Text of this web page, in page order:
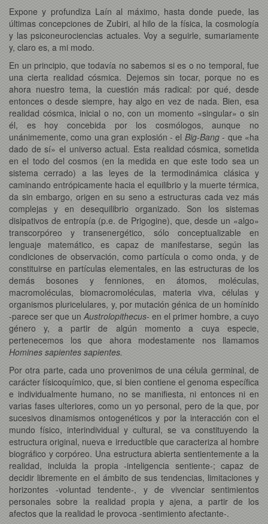
Expone y profundiza Laín al máximo, hasta donde puede, las
últimas concepciones de Zubiri, al hilo de la física, la cosmología
y las psiconeurociencias actuales. Voy a seguirle, sumariamente
y, claro es, a mi modo.
En un principio, que todavía no sabemos si es o no temporal, fue
una cierta realidad cósmica. Dejemos sin tocar, porque no es
ahora nuestro tema, la cuestión más radical: por qué, desde
entonces o desde siempre, hay algo en vez de nada. Bien, esa
realidad cósmica, inicial o no, con un momento «singular» o sin
él, es hoy concebida por los cosmólogos, aunque no
unánimemente, como una gran explosión - el Big-Bang- que «ha
dado de sí» el universo actual. Esta realidad cósmica, sometida
en el todo del cosmos (en la medida en que este todo sea un
sistema cerrado) a las leyes de la termodinámica clásica y
caminando entrópicamente hacia el equilibrio y la muerte térmica,
da sin embargo, origen en su seno a estructuras cada vez más
complejas y en desequilibrio organizado. Son los sistemas
disipativos de entropía (p.e. de Prigogine), que, desde un «algo»
transcorpóreo y transenergético, sólo conceptualizable en
lenguaje matemático, es capaz de manifestarse, según las
condiciones de observación, como partícula o como onda, y de
constituirse en partículas elementales, en las estructuras de los
demás bosones y fenniones, en átomos, moléculas,
macromoléculas, biomacromoléculas, materia viva, células y
organismos pluricelulares, y, por mutación génica de un homínido
-parece ser que un Austrolopithecus- en el primer hombre, a cuyo
género y, a partir de algún momento a cuya especie,
pertenecemos los que ahora modestamente nos llamamos
Homines sapientes sapientes.
Por otra parte, cada uno provenimos de una célula germinal, de
carácter físicoquímico, que, si bien contiene el genoma específica
e individualmente humano, no se manifiesta, ni entonces ni en
varias fases ulteriores, como un yo personal, pero de la que, por
sucesivos dinamismos ontogenéticos y por la interacción con el
mundo físico, interindividual y cultural, se va constituyendo la
estructura original, nueva e irreductible que caracteriza al hombre
biográfico y corpóreo. Una estructura abierta sentientemente a la
realidad, incluida la propia -inteligencia sentiente-; capaz de
decidir libremente en el ámbito de sus tendencias, limitaciones y
horizontes -voluntad tendente-, y de vivenciar sentimientos
personales sobre la realidad propia y ajena, a partir de los
afectos que la realidad le provoca -sentimiento afectante-.